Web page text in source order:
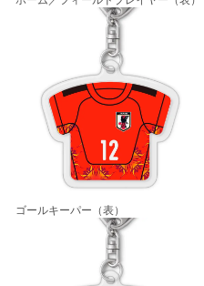
ゴールキーパー（表）